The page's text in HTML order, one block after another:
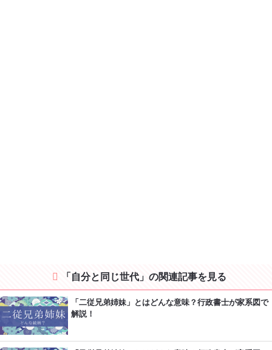
「自分と同じ世代」の関連記事を見る
「二従兄弟姉妹」とはどんな意味？行政書士が家系図で
解説！